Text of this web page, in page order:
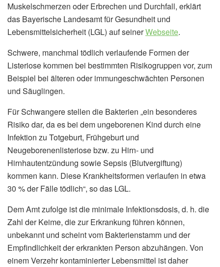
Muskelschmerzen oder Erbrechen und Durchfall, erklärt
das Bayerische Landesamt für Gesundheit und
Lebensmittelsicherheit (LGL) auf seinerWebseite.
Schwere, manchmal tödlich verlaufende Formen der
Listeriose kommen bei bestimmten Risikogruppen vor, zum
Beispiel bei älteren oder immungeschwächten Personen
und Säuglingen.
Für Schwangere stellen die Bakterien „ein besonderes
Risiko dar, da es bei dem ungeborenen Kind durch eine
Infektion zu Totgeburt, Frühgeburt und
Neugeborenenlisteriose bzw. zu Hirn- und
Hirnhautentzündung sowie Sepsis (Blutvergiftung)
kommen kann. Diese Krankheitsformen verlaufen in etwa
30 % der Fälle tödlich“, so das LGL.
Dem Amt zufolge ist die minimale Infektionsdosis, d. h. die
Zahl der Keime, die zur Erkrankung führen können,
unbekannt und scheint vom Bakterienstamm und der
Empfindlichkeit der erkrankten Person abzuhängen. Von
einem Verzehr kontaminierter Lebensmittel ist daher